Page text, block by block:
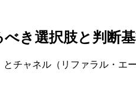
き選択肢と判断
チャネル（リファラル・エ